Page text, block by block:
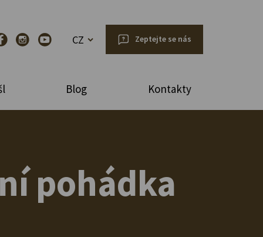
CZ Zeptejte se nás
Blog Kontakty
pohádka